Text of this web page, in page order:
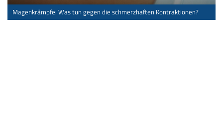
Magenkrämpfe: Was tun gegen die schmerzhaften Kontraktionen?